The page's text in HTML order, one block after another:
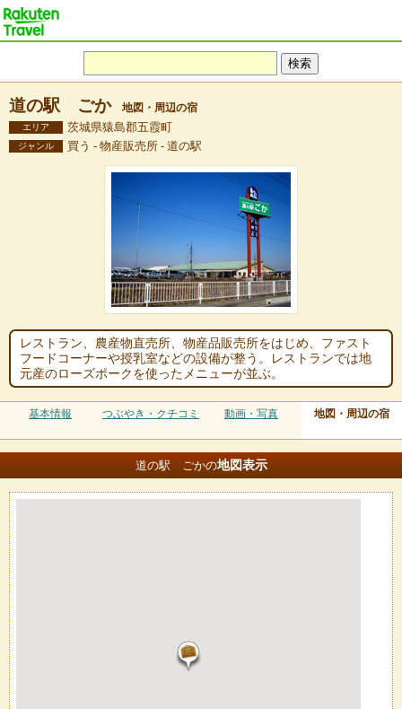
道の駅 ごか 地図・周辺の宿
エリア 茨城県猿島郡五霞町
ジャンル 買う - 物産販売所 - 道の駅
レストラン、農産物直売所、物産品販売所をはじめ、ファスト
フードコーナーや授乳室などの設備が整う。レストランでは地
元産のローズポークを使ったメニューが並ぶ。
基本情報 つぶやき・クチコミ 動画・写真 地図・周辺の宿
道の駅 ごかの地図表示